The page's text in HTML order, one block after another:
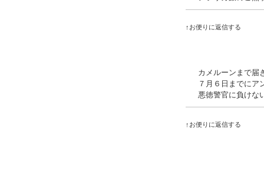
↑お便りに返信する
カメルーンまで届
７月６日までにア
悪徳警官に負けな
↑お便りに返信する